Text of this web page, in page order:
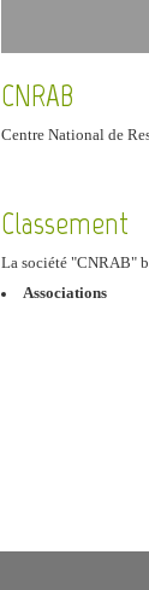
CNRAB
Centre National de
Classement
La société "CNRAB"
Associations